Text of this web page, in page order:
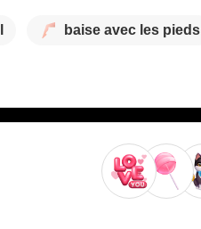
baise avec les pieds